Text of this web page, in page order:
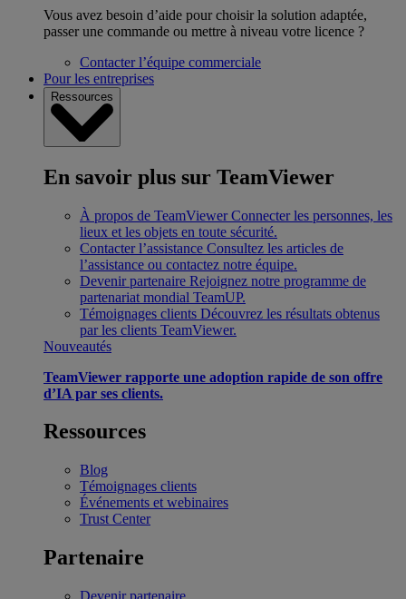
Vous avez besoin d’aide pour choisir la solution adaptée,
passer une commande ou mettre à niveau votre licence ?
Contacter l’équipe commerciale
Pour les entreprises
Ressources
En savoir plus sur TeamViewer
À propos de TeamViewer Connecter les personnes, les
lieux et les objets en toute sécurité.
Contacter l’assistance Consultez les articles de
l’assistance ou contactez notre équipe.
Devenir partenaire Rejoignez notre programme de
partenariat mondial TeamUP.
Témoignages clients Découvrez les résultats obtenus
par les clients TeamViewer.
Nouveautés
TeamViewer rapporte une adoption rapide de son offre
d’IA par ses clients.
Ressources
Blog
Témoignages clients
Événements et webinaires
Trust Center
Partenaire